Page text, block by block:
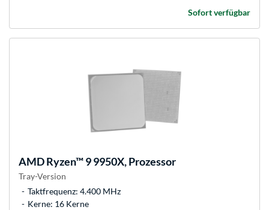
Sofort verfügbar
AMDRyzen™ 9 9950X, Prozessor
Tray-Version
Taktfrequenz: 4.400 MHz
Kerne: 16 Kerne